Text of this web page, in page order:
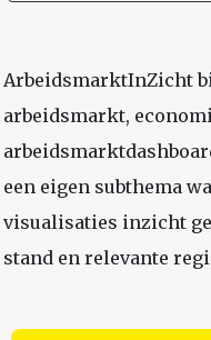
ArbeidsmarktInZicht
arbeidsmarkt,
een eigen subthema
visualisaties inzicht
stand en relevante